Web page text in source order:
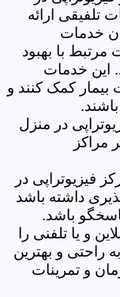
تلفیقی ارائه
خدمات
مرتبط با بهبود
این خدمات
بیمار کمک کنند و
در منزل
مراکز
فیزیوتراپی در
داشته باشد
باشد.
و یا تلفنی را
به راحتی و بهترین
و تمرینات